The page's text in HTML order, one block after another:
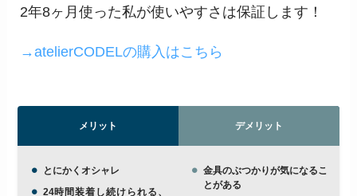
2年8ヶ月使った私が使いやすさは保証します！
→atelierCODELの購入はこちら
メリット デメリット
とにかくオシャレ
24時間装着し続けられる、
金具のぶつかりが気になるこ
とがある